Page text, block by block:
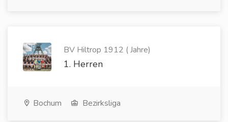
BV Hiltrop 1912 ( Jahre)
1. Herren
Bochum Bezirksliga